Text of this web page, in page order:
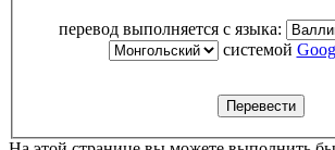
перевод выполняется с языка:
системой